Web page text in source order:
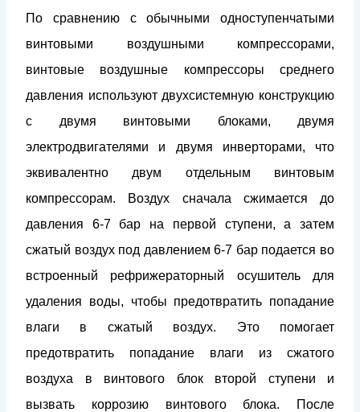
По сравнению с обычными одноступенчатыми
винтовыми воздушными компрессорами,
винтовые воздушные компрессоры среднего
давления используют двухсистемную конструкцию
с двумя винтовыми блоками, двумя
электродвигателями и двумя инверторами, что
эквивалентно двум отдельным винтовым
компрессорам. Воздух сначала сжимается до
давления 6-7 бар на первой ступени, а затем
сжатый воздух под давлением 6-7 бар подается во
встроенный рефрижераторный осушитель для
удаления воды, чтобы предотвратить попадание
влаги в сжатый воздух. Это помогает
предотвратить попадание влаги из сжатого
воздуха в винтового блок второй ступени и
вызвать коррозию винтового блока. После